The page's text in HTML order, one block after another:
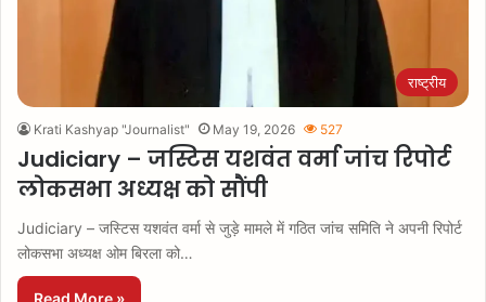
राष्ट्रीय
Krati Kashyap "Journalist" May 19, 2026 527
Judiciary – जस्टिस यशवंत वर्मा जांच रिपोर्ट
लोकसभा अध्यक्ष को सौंपी
Judiciary – जस्टिस यशवंत वर्मा से जुड़े मामले में गठित जांच समिति ने अपनी रिपोर्ट
लोकसभा अध्यक्ष ओम बिरला को…
Read More »